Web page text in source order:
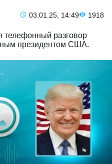
03.01.25, 14:49 1918
телефонный разговор
президентом США.